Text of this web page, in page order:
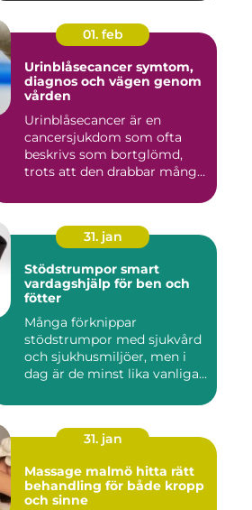
01. feb
Urinblåsecancer symtom,
diagnos och vägen genom
vården
Urinblåsecancer är en
cancersjukdom som ofta
beskrivs som bortglömd,
trots att den drabbar många
31. jan
Stödstrumpor smart
vardagshjälp för ben och
fötter
Många förknippar
stödstrumpor med sjukvård
och sjukhusmiljöer, men i
dag är de minst lika vanliga
31. jan
Massage malmö hitta rätt
behandling för både kropp
och sinne